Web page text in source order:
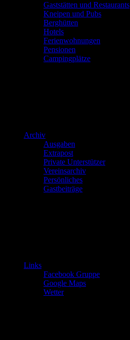
Gaststätten und Restaurants
Kneipen und Pubs
Berghütten
Hotels
Ferienwohnungen
Pensionen
Campingplätze
Archiv
Ausgaben
Extrapost
Private Unterstützer
Vereinsarchiv
Persönliches
Gastbeiträge
Links
Facebook Gruppe
Google Maps
Wetter